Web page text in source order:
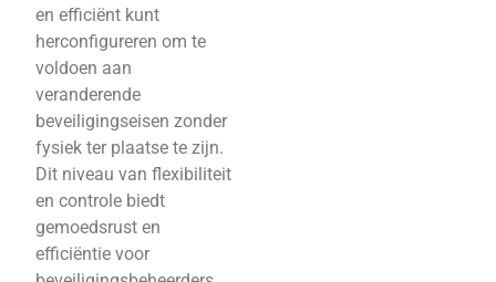
en efficiënt kunt
herconfigureren om te
voldoen aan
veranderende
beveiligingseisen zonder
fysiek ter plaatse te zijn.
Dit niveau van flexibiliteit
en controle biedt
gemoedsrust en
efficiëntie voor